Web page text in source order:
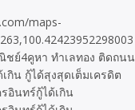
maps-
ย์4คูหา ทำเลทอง ติดถน
กิน กู้ได้สุงสุดเต็มเครดิต
อินทร์กู้ได้เกิน